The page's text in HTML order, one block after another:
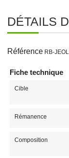
DÉTAILS
Référence RB-
Fiche technique
Cible
Rémanence
Composition